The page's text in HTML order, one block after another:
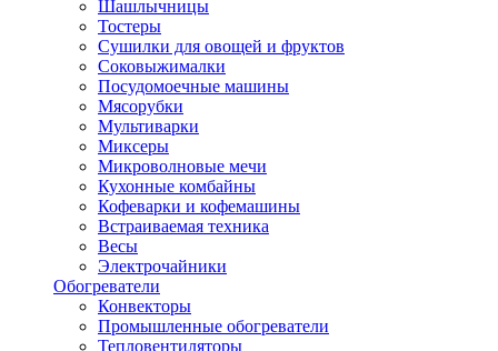
Шашлычницы
Тостеры
Сушилки для овощей и фруктов
Соковыжималки
Посудомоечные машины
Мясорубки
Мультиварки
Миксеры
Микроволновые мечи
Кухонные комбайны
Кофеварки и кофемашины
Встраиваемая техника
Весы
Электрочайники
Обогреватели
Конвекторы
Промышленные обогреватели
Тепловентиляторы